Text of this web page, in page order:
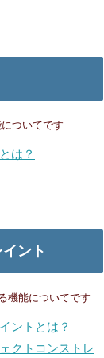
ついてです
は？
ント
機能についてです
ントとは？
クトコンストレ